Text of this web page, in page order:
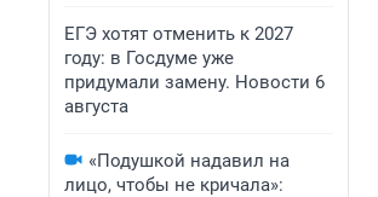
ЕГЭ хотят отменить к 2027
году: в Госдуме уже
придумали замену. Новости 6
августа
«Подушкой надавил на
лицо, чтобы не кричала»: